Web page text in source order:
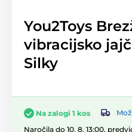
You2Toys
vibracijsko
Silky
Na zalogi 1 kos
Naročila do 10. 8. 13:00,